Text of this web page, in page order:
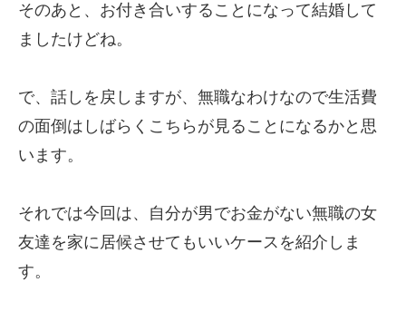
そのあと、お付き合いすることになって結婚して
ましたけどね。
で、話しを戻しますが、無職なわけなので生活費
の面倒はしばらくこちらが見ることになるかと思
います。
それでは今回は、自分が男でお金がない無職の女
友達を家に居候させてもいいケースを紹介しま
す。